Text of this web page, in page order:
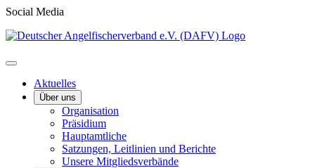
Social Media
Aktuelles
Über uns
Organisation
Präsidium
Hauptamtliche
Satzungen, Leitlinien und Berichte
Unsere Mitgliedsverbände